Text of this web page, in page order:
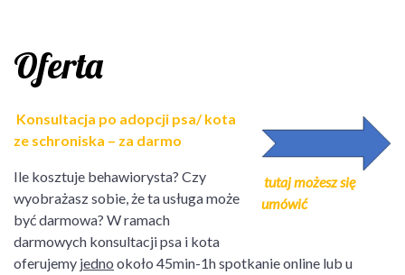
Oferta
tutaj możesz się
umówić
Konsultacja po adopcji psa/ kota
ze schroniska – za darmo
Ile kosztuje behawiorysta? Czy
wyobrażasz sobie, że ta usługa może
być darmowa? W ramach
darmowych konsultacji psa i kota
oferujemy jedno około 45min-1h spotkanie online lub u